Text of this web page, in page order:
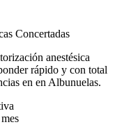
Concertadas
anestésica
rápido y con total
en en Albunuelas.